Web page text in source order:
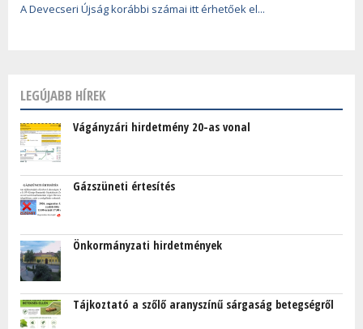
A Devecseri Újság korábbi számai itt érhetőek el...
LEGÚJABB HÍREK
Vágányzári hirdetmény 20-as vonal
Gázszüneti értesítés
Önkormányzati hirdetmények
Tájkoztató a szőlő aranyszínű sárgaság betegségről